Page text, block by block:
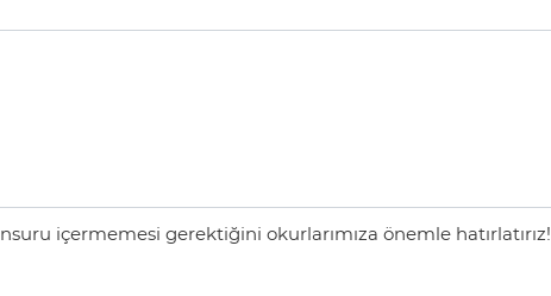
içermemesi gerektiğini okurlarımıza önemle hatırlatırız!